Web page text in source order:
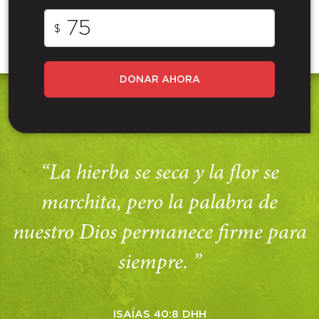
$
DONAR AHORA
“La hierba se seca y la flor se
marchita, pero la palabra de
nuestro Dios permanece firme para
siempre. ”
ISAÍAS 40:8 DHH